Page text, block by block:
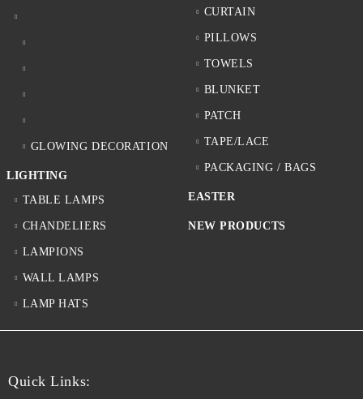
GLOWING DECORATION
LIGHTING
TABLE LAMPS
CHANDELIERS
LAMPIONS
WALL LAMPS
LAMP HATS
CURTAIN
PILLOWS
TOWELS
BLUNKET
PATCH
TAPE/LACE
PACKAGING / BAGS
EASTER
NEW PRODUCTS
Quick Links: